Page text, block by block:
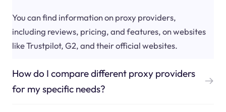
You can find information on proxy providers,
including reviews, pricing, and features, on websites
like Trustpilot, G2, and their official websites.
How do I compare different proxy providers
for my specific needs?